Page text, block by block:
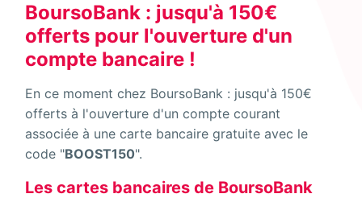
BoursoBank : jusqu'à 150€
offerts pour l'ouverture d'un
compte bancaire !
En ce moment chez BoursoBank : jusqu'à 150€
offerts à l'ouverture d'un compte courant
associée à une carte bancaire gratuite avec le
code "BOOST150".
Les cartes bancaires de BoursoBank